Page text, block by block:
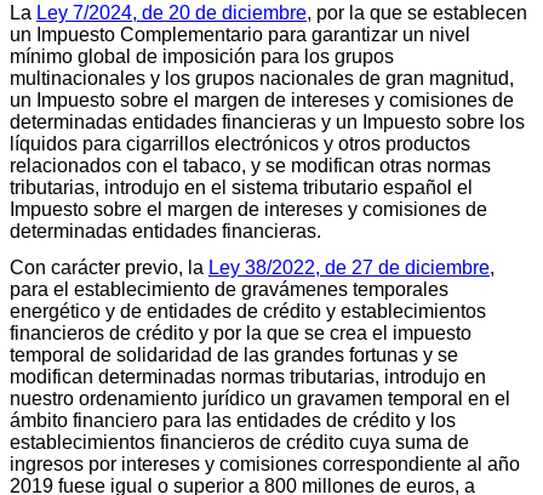
La Ley 7/2024, de 20 de diciembre, por la que se establecen
un Impuesto Complementario para garantizar un nivel
mínimo global de imposición para los grupos
multinacionales y los grupos nacionales de gran magnitud,
un Impuesto sobre el margen de intereses y comisiones de
determinadas entidades financieras y un Impuesto sobre los
líquidos para cigarrillos electrónicos y otros productos
relacionados con el tabaco, y se modifican otras normas
tributarias, introdujo en el sistema tributario español el
Impuesto sobre el margen de intereses y comisiones de
determinadas entidades financieras.
Con carácter previo, la Ley 38/2022, de 27 de diciembre,
para el establecimiento de gravámenes temporales
energético y de entidades de crédito y establecimientos
financieros de crédito y por la que se crea el impuesto
temporal de solidaridad de las grandes fortunas y se
modifican determinadas normas tributarias, introdujo en
nuestro ordenamiento jurídico un gravamen temporal en el
ámbito financiero para las entidades de crédito y los
establecimientos financieros de crédito cuya suma de
ingresos por intereses y comisiones correspondiente al año
2019 fuese igual o superior a 800 millones de euros, a